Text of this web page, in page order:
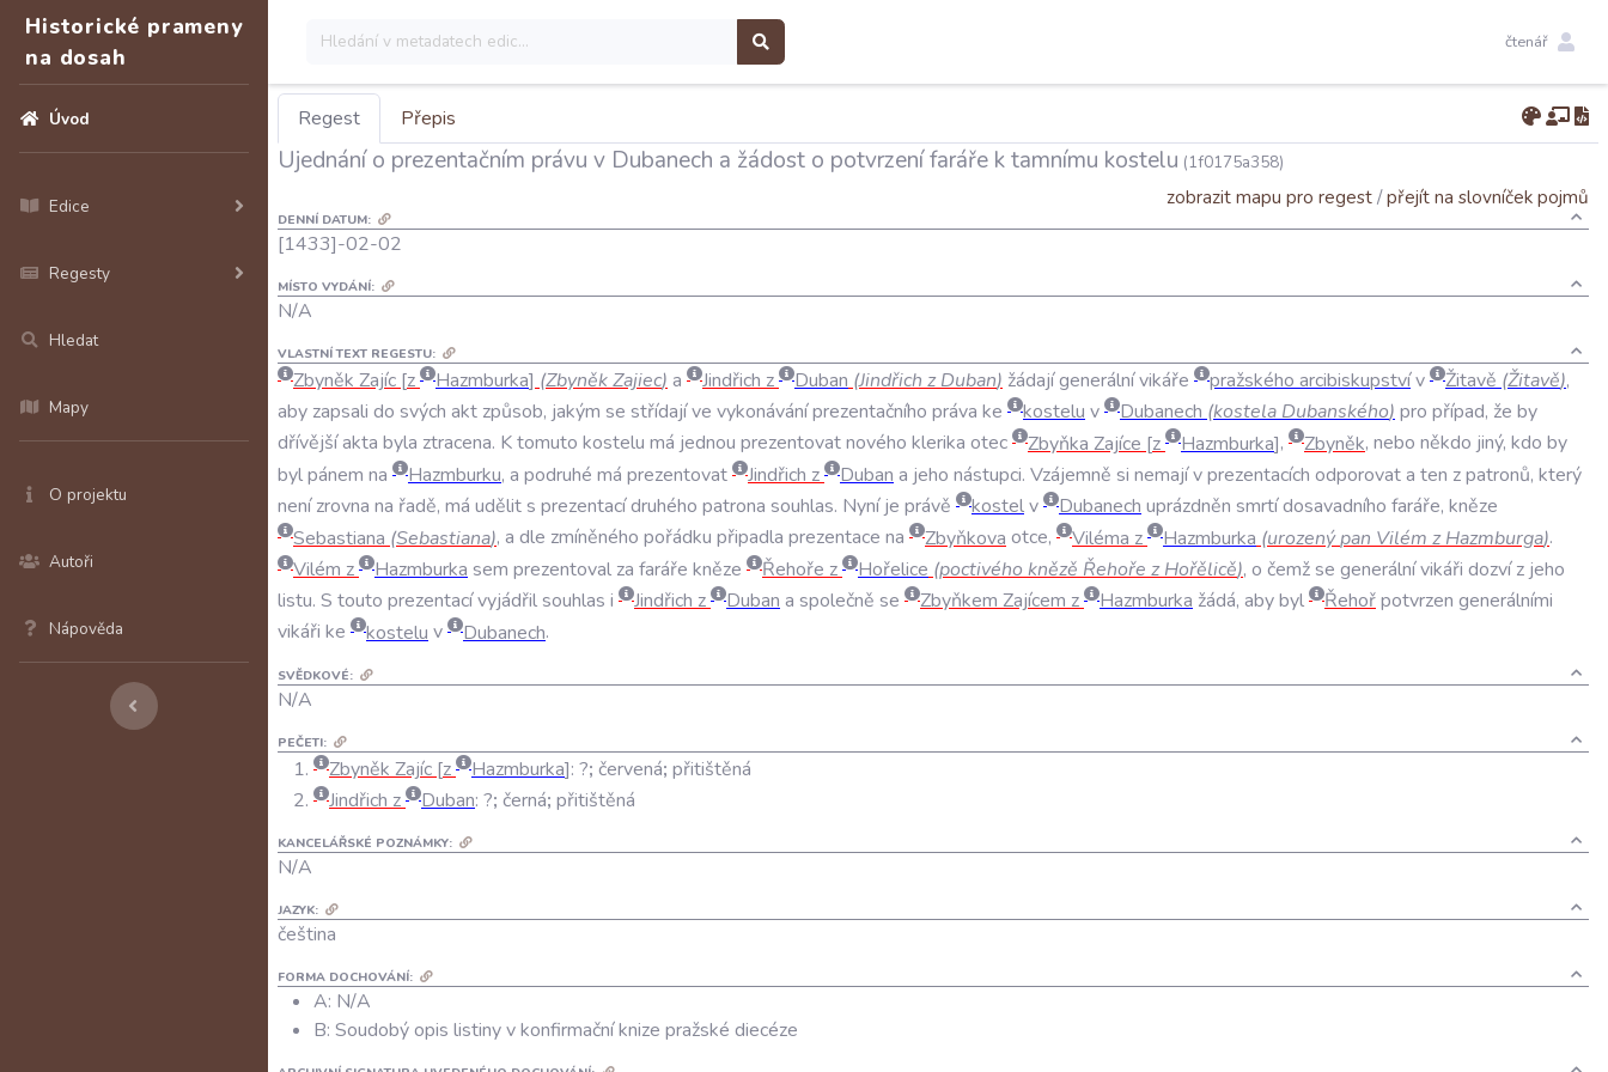
Historické prameny
na dosah
Úvod
Edice
Regesty
Hledat
Mapy
O projektu
Autoři
Nápověda
čtenář
Regest Přepis
Ujednání o prezentačním právu v Dubanech a žádost o potvrzení faráře k tamnímu kostelu (1f0175a358)
zobrazit mapu pro regest/přejít na slovníček pojmů
DENNÍ DATUM:
[1433]-02-02
MÍSTO VYDÁNÍ:
N/A
VLASTNÍ TEXT REGESTU:
Zbyněk Zajíc z Hazmburka (ZbyněkZajiec) a Jindřich z Duban (Jindřich z Duban) žádajígenerálnívikáře pražského arcibiskupstvív Žitavě (Žitavě),
aby zapsali do svých akt způsob, jakým se střídajíve vykonáváníprezentačního práva ke kostelu v Dubanech (kostela Dubanského) pro případ, že by
dřívějšíakta byla ztracena. Ktomuto kostelu má jednou prezentovatnového klerika otec Zbyňka Zajíce z Hazmburka , Zbyněk, nebo někdo jiný, kdo by
bylpánem na Hazmburku, a podruhé má prezentovat Jindřich z Duban a jeho nástupci. Vzájemně si nemajívprezentacích odporovata ten zpatronů, který
není zrovna na řadě, má udělits prezentacídruhého patrona souhlas. Nyní je právě kostelv Dubanech uprázdněn smrtídosavadního faráře, kněze
Sebastiana (Sebastiana), a dle zmíněného pořádku připadla prezentace na Zbyňkova otce, Viléma z Hazmburka (urozenýpan Vilém z Hazmburga).
Vilém z Hazmburka sem prezentoval za faráře kněze Řehoře z Hořelice (poctivého knězě Řehoře z Hořělicě), o čemžse generálnívikáři dozví z jeho
listu. S touto prezentacívyjádřilsouhlas i Jindřich z Duban a společně se Zbyňkem Zajícem z Hazmburka žádá, abybyl Řehořpotvrzen generálními
vikáři ke kostelu v Dubanech.
SVĚDKOVÉ:
N/A
PEČETI:
Zbyněk Zajíc z Hazmburka : ?; červená; přitištěná
Jindřich z
Duban: ?; černá; přitištěná
KANCELÁŘSKÉ POZNÁMKY:
N/A
JAZYK:
čeština
FORMA DOCHOVÁNÍ:
A: N/A
B: Soudobý opis listiny v konfirmační knize pražské diecéze